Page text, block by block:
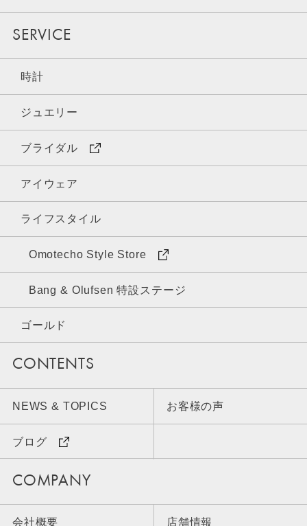
SERVICE
時計
ジュエリー
ブライダル
アイウェア
ライフスタイル
Omotecho Style Store
Bang & Olufsen 特設ステージ
ゴールド
CONTENTS
NEWS & TOPICS お客様の声
ブログ
COMPANY
会社概要 店舗情報